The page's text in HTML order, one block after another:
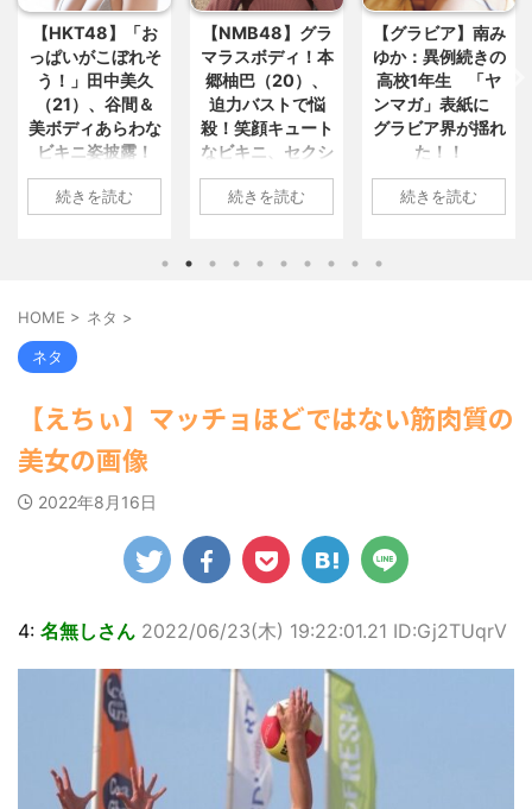
【画像】PTA会長「PTA参加拒否
した親へ最終警告。こうなっ... / おま
とめ : おすすめ NEW! (8/9 07:35)
【悲報】JKだけど母親が不倫して
るみたいです⇒！！！ / おまとめ : お
すすめ NEW! (8/9 07:35)
【信長の野望・新生】米問屋をど
ういう時にどこに建てるのかわか... /
(8/29 00:02)
安倍国葬たったの2.5億円に批判
願が死ぬほど / 気になるニュースまと
めアンテナ
(8/29 00:00)
【モバマスSS】志希「苺の美味し
い食べ方。そして雪美と食べる... / 気
00:00)
【速報】スプラトゥーン公式、謝
罪 / 気になるニュースまとめアンテナ
(8/28 23:50)
Powered by livedoor 相互
【朗報】スト6キャミイ、1/3スケ
ールフィギュアが登場 / 5chまとめ
MAP(総合)
NEW! (8/9 08:45)
【芸能】ガーシー氏、島田紳助さ
んが「絶対に勝たれへん」と認め... /
5chまとめMAP(総合) NEW! (8/9
08:43)
【驚愕】ひげおやじさんに銃を撃
たせるためにデスゲームを開催す... /
5chまとめMAP(総合) NEW! (8/9
08:39)
ンだ」 熊本地震直後の日本の対... / に
1ドル157円台 しかし戻しも... / にゅー
すなう！ まとめアンテナ (7/30
海外「日本よ、お前がナンバーワ
ンだ」 熊本地震直後の日本の対... / に
Powered by livedoor 相互
RSS
【NMB48】グラ
マラスボディ！本
郷柚巴（20）、
迫力バストで悩
殺！笑顔キュート
なビキニ、セクシ
ーニット、ランジ
ェリー姿披露
NMB48の本郷柚巴
が、漫画誌『ヤン
グアニマル』（白
イト『ヤングアニ
マルWeb』のグラ
ビアに初登場し
ボディを武器に、
中の本郷。 今回、
サイトには15カッ
り、ボディライン
際立つタイトなセ
カットから、笑顔
キュートなビキ
ニ、迫力バスト目
を引くランジェリ
ー姿のカットなど
盛りだくさんの内
続きを読む
【グラビア】南み
ゆか：異例続きの
高校1年生 「ヤ
ンマガ」表紙に
グラビア界が揺れ
た！！
1: 名無しさん
2022/06/20(月)
「OS☆K」の南み
ゆかさんが、6月
に登場した。 南さ
んは2005年10月10
紙を飾ったことが
も再登場した。
「異例続きの高校1
年生にグラビア界
が揺れた！！」と
紹介され、水着姿
を披露した。 ...
続きを読む
【速報です!!!】中
川翔子「写真集」
2位 8キロ減の
ランジェリーカッ
トほか「今まで以
上に攻めた」過去
最高に色っぽ
い“しょこたん”満
1: 名無しさん
ルミライ』（講談
ングジャンル別
「写真集」で共に2
大胆すぎる肌見
る本作は、全編沖
続きを読む
HOME > ネタ >
ネタ
【えちぃ】マッチョほどではない筋肉質の
美女の画像
2022年8月16日
4: 名無しさん 2022/06/23(木) 19:22:01.21 ID:Gj2TUqrV